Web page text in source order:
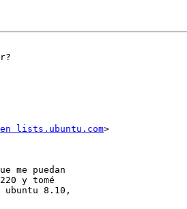
lists.ubuntu.com>
me puedan
y tomé
ubuntu 8.10,